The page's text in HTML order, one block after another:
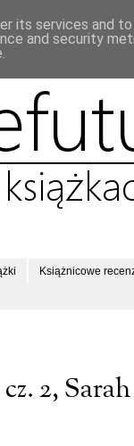
Książnicowe
2,
its services and
and security